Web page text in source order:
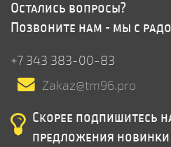
Остались вопросы?
Позвоните нам - мы с
+7 343 383-00-83
Zakaz@tm96.pro
Скорее подпишитесь
предложения